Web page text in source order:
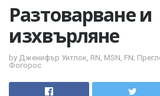
Разтоварване и
изхвърляне
by Дженифър Уитлок, RN, MSN, FN;
Фогорос